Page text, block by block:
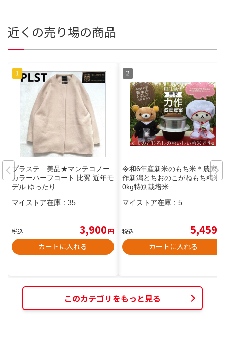
近くの売り場の商品
プラステ 美品★マンテコノー
カラーハーフコート 比翼 近年モ
デル ゆったり
マイストア在庫： 35
税込 3,900円
カートに入れる
令和6年産新米のもち米＊農家力
作新潟とちおのこがねもち精米1
0kg特別栽培米
マイストア在庫： 5
税込 5,459
カートに入れる
このカテゴリをもっと見る